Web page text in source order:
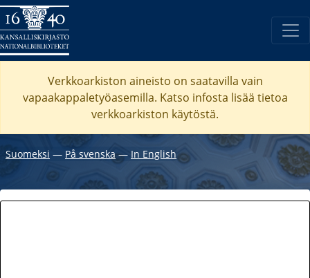
Verkkoarkiston aineisto on saatavilla vain
vapaakappaletyöasemilla. Katso infosta lisää tietoa
verkkoarkiston käytöstä.
Suomeksi ― På svenska― In English